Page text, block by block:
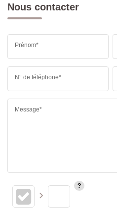
Nous contacter
Prénom*
N° de téléphone*
Message*